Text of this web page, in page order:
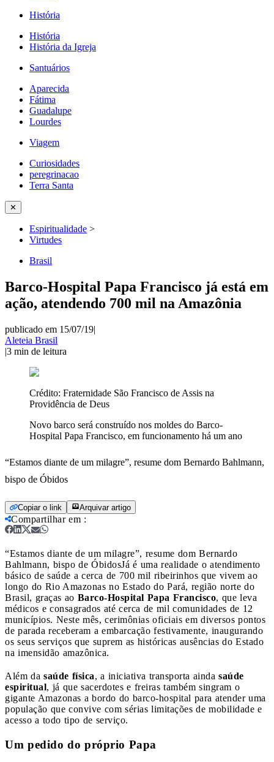
História
História
História da Igreja
Santuários
Aparecida
Fátima
Guadalupe
Lourdes
Viagem
Curiosidades
peregrinacao
Terra Santa
✕
Espiritualidade >
Virtudes
Brasil
Barco-Hospital Papa Francisco já está em
ação, atendendo 700 mil na Amazônia
publicado em 15/07/19|
Aleteia Brasil
|3 min de leitura
Crédito: Fraternidade São Francisco de Assis na
Providência de Deus
Novo barco será construído nos moldes do Barco-
Hospital Papa Francisco, em funcionamento há um ano
“Estamos diante de um milagre”, resume dom Bernardo Bahlmann,
bispo de Óbidos
Copiar o link Arquivar artigo
Compartilhar em :
“Estamos diante de um milagre”, resume dom Bernardo
Bahlmann, bispo de ÓbidosJá é uma realidade o atendimento
básico de saúde a cerca de 700 mil ribeirinhos que vivem ao
longo do Rio Amazonas no Estado do Pará, região norte do
Brasil, graças ao Barco-Hospital Papa Francisco, que leva
médicos e consagrados até cerca de mil comunidades de 12
municípios. Neste mês, cerimônias oficiais em diversos pontos
de parada receberam a embarcação festivamente, inaugurando
os seus serviços que suprem as históricas ausências do Estado
na imensidão amazônica.
Além da saúde física, a iniciativa transporta ainda saúde
espiritual, já que sacerdotes e freiras também singram o
gigante Amazonas a bordo do barco-hospital para atender uma
população que convive com sérias limitações de mobilidade e
acesso a todo tipo de serviço.
Um pedido do próprio Papa